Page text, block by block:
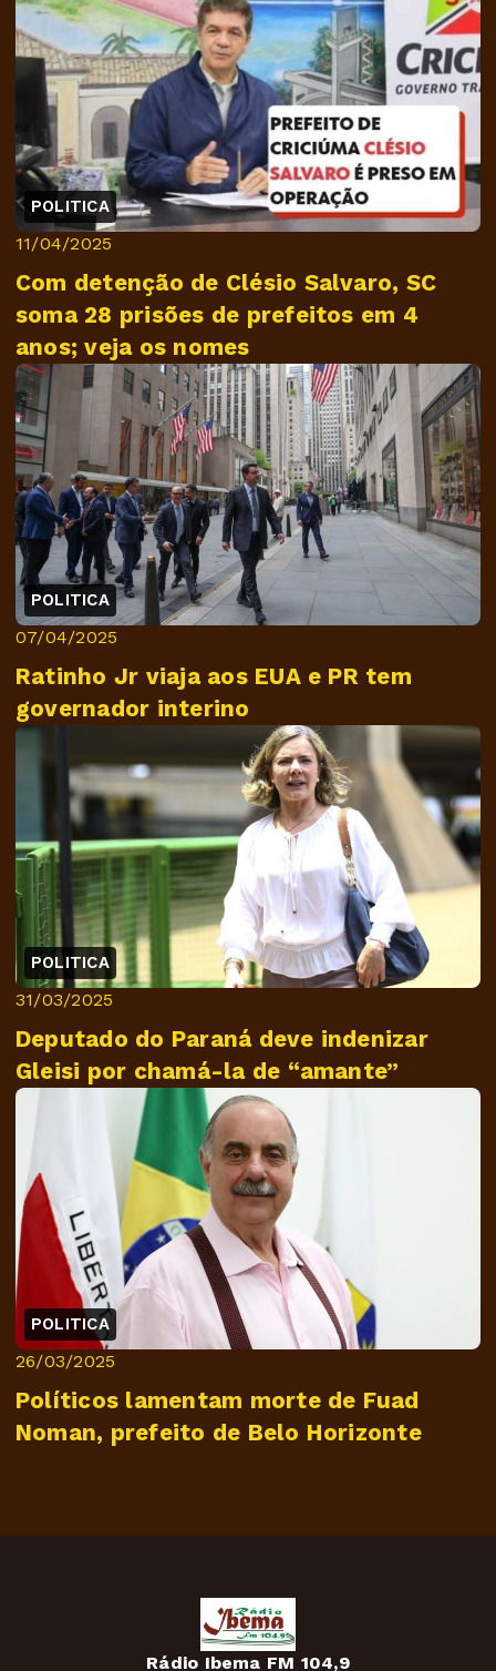
POLITICA
11/04/2025
Com detenção de Clésio Salvaro, SC
soma 28 prisões de prefeitos em 4
anos; veja os nomes
POLITICA
07/04/2025
Ratinho Jr viaja aos EUA e PR tem
governador interino
POLITICA
31/03/2025
Deputado do Paraná deve indenizar
Gleisi por chamá-la de “amante”
POLITICA
26/03/2025
Políticos lamentam morte de Fuad
Noman, prefeito de Belo Horizonte
Rádio Ibema FM 104,9